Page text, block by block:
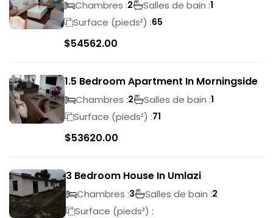
Chambres :2 Salles de bain :1
Surface (pieds²) :65
$54562.00
1.5 Bedroom Apartment In Morningside
Chambres :2 Salles de bain :1
Surface (pieds²) :71
$53620.00
3 Bedroom House In Umlazi
Chambres :3 Salles de bain :2
Surface (pieds²) :